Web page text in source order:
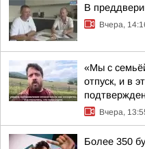
В
Вчера,
«Мы с
отпуск, и в
Вчера,
Более 350